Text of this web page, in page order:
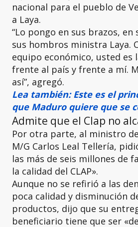
nacional para el pueblo de
a Laya.
“Lo pongo en sus brazos, en
sus hombros ministra Laya.
equipo económico, usted es
frente al país y frente a mí.
así”, agregó.
Lea también: Este es el
que Maduro quiere que se
Admite que el Clap no
Por otra parte, al ministro
M/G Carlos Leal Tellería,
las más de seis millones de
la calidad del CLAP».
Aunque no se refirió a las
poca calidad y disminución
productos, dijo que su
beneficiario tiene que ser